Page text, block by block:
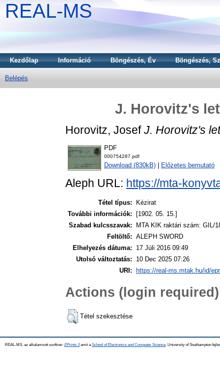
REAL-MS
Kezdőlap Információ Böngészés, Év Böngészés,
Belépés
J. Horovitz's
Horovitz, Josef J. Horovitz's
PDF
000754287.pdf
Download (830kB) Előzetes bemutató
Aleph URL: https://mta-
Tétel típus:
Kézirat
További információk:
[1902. 05. 15.]
Szabad kulcsszavak:
MTA KIK raktári szám: GIL/
Feltöltő: ALEPH SWORD
Elhelyezés dátuma:
17 Júli 2016 09:49
Utolsó változtatás:
10 Dec 2025 07:26
URI:
https://real-ms.mtak.hu/id/
Actions (login required)
Tétel szekesztése
REAL-MS, az alkalamzott szoftver: EPrints 3amit a School of Electronics and Computer Science , University of Southampton